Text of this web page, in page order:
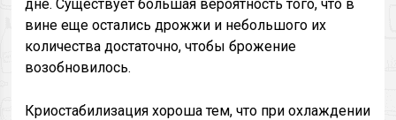
дне. Существует большая вероятность того, что в
вине еще остались дрожжи и небольшого их
количества достаточно, чтобы брожение
возобновилось.
Криостабилизация хороша тем, что при охлаждении